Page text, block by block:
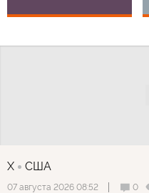
X США
07 августа 2026 08:52 0